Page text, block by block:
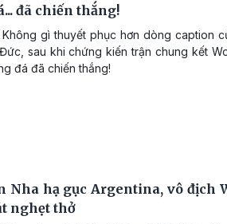
đã chiến thắng!
gì thuyết phục hơn dòng caption
sau khi chứng kiến trận chung kết
đá đã chiến thắng!
Nha hạ gục Argentina, vô địch
nghẹt thở